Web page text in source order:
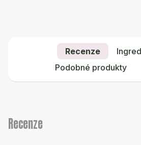
Recenze
Podobné produkty
Recenze